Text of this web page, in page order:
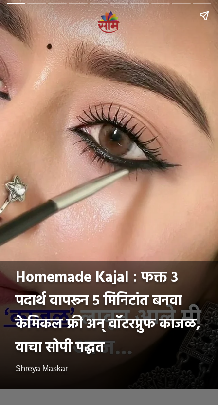
Homemade Kajal : फक्त ३
पदार्थ वापरून ५ मिनिटांत बनवा
केमिकल फ्री अन् वॉटरप्रुफ काजळ,
वाचा सोपी पद्धत
Shreya Maskar